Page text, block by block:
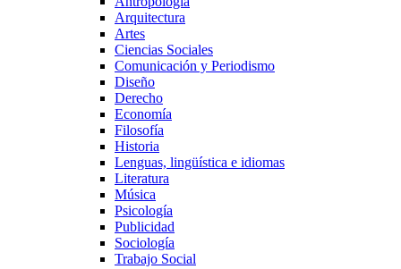
Arquitectura
Artes
Ciencias Sociales
Comunicación y Periodismo
Diseño
Derecho
Economía
Filosofía
Historia
Lenguas, lingüística e idiomas
Literatura
Música
Psicología
Publicidad
Sociología
Trabajo Social